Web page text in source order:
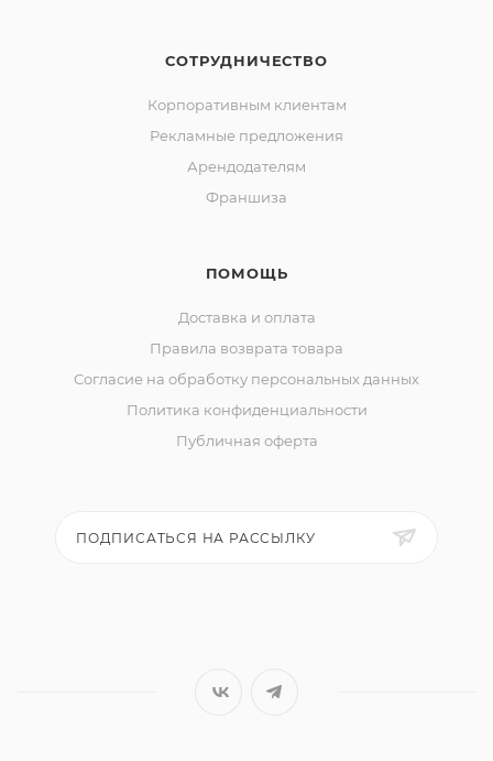
СОТРУДНИЧЕСТВО
Корпоративным клиентам
Рекламные предложения
Арендодателям
Франшиза
ПОМОЩЬ
Доставка и оплата
Правила возврата товара
Согласие на обработку персональных данных
Политика конфиденциальности
Публичная оферта
ПОДПИСАТЬСЯ НА РАССЫЛКУ